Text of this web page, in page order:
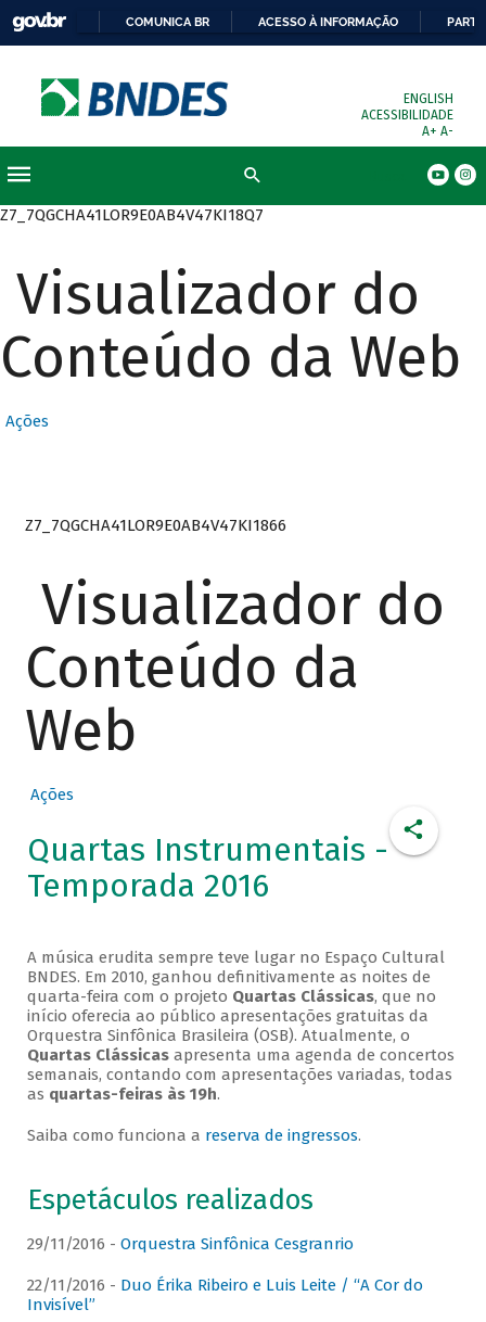
COMUNICA BR ACESSO À INFORMAÇÃO
ENGLISH
ACESSIBILIDADE
A+ A-
Z7_7QGCHA41LOR9E0AB4V47KI18Q7
Visualizador do
Conteúdo da Web
Ações
Z7_7QGCHA41LOR9E0AB4V47KI1866
Visualizador do
Conteúdo da
Web
Ações
Quartas Instrumentais -
Temporada 2016
A música erudita sempre teve lugar no Espaço Cultural
BNDES. Em 2010, ganhou definitivamente as noites de
quarta-feira com o projeto Quartas Clássicas, que no
início oferecia ao público apresentações gratuitas da
Orquestra Sinfônica Brasileira (OSB). Atualmente, o
Quartas Clássicasapresenta uma agenda de concertos
semanais, contando com apresentações variadas, todas
as quartas-feiras às 19h.
Saiba como funciona a reserva de ingressos.
Espetáculos realizados
29/11/2016 - Orquestra Sinfônica Cesgranrio
22/11/2016 - Duo Érika Ribeiro e Luis Leite / “A Cor do
Invisível”